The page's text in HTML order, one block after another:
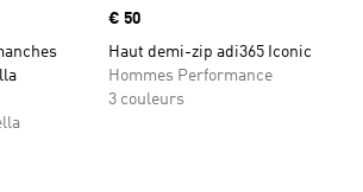
Prix
€ 50
Haut demi-zip adi365 Iconic
Hommes Performance
3 couleurs